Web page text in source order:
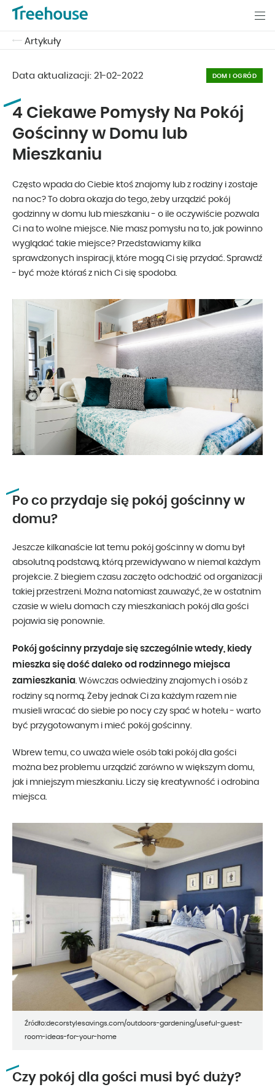
Artykuły
Data aktualizacji: 21-02-2022 DOM I OGRÓD
4 Ciekawe Pomysły Na Pokój
Gościnny w Domu lub
Mieszkaniu
Często wpada do Ciebie ktoś znajomy lub z rodziny i zostaje
na noc? To dobra okazja do tego, żeby urządzić pokój
godzinny w domu lub mieszkaniu - o ile oczywiście pozwala
Ci na to wolne miejsce. Nie masz pomysłu na to, jak powinno
wyglądać takie miejsce? Przedstawiamy kilka
sprawdzonych inspiracji, które mogą Ci się przydać. Sprawdź
- być może któraś z nich Ci się spodoba.
Po co przydaje się pokój gościnny w
domu?
Jeszcze kilkanaście lat temu pokój gościnny w domu był
absolutną podstawą, którą przewidywano w niemal każdym
projekcie. Z biegiem czasu zaczęto odchodzić od organizacji
takiej przestrzeni. Można natomiast zauważyć, że w ostatnim
czasie w wielu domach czy mieszkaniach pokój dla gości
pojawia się ponownie.
Pokój gościnny przydaje się szczególnie wtedy, kiedy
mieszka się dość daleko od rodzinnego miejsca
zamieszkania. Wówczas odwiedziny znajomych i osób z
rodziny są normą. Żeby jednak Ci za każdym razem nie
musieli wracać do siebie po nocy czy spać w hotelu - warto
być przygotowanym i mieć pokój gościnny.
Wbrew temu, co uważa wiele osób taki pokój dla gości
można bez problemu urządzić zarówno w większym domu,
jak i mniejszym mieszkaniu. Liczy się kreatywność i odrobina
miejsca.
Źródło:decorstylesavings.com/outdoors-gardening/useful-guest-
room-ideas-for-your-home
Czy pokój dla gości musi być duży?